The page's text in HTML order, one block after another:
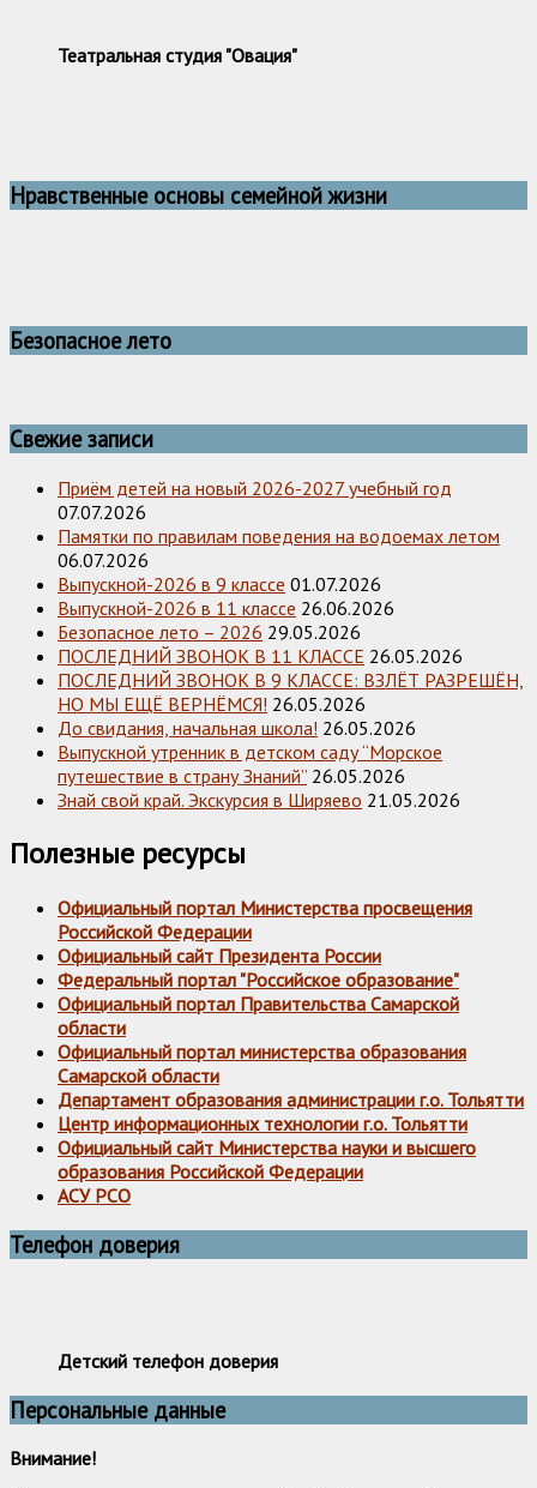
Театральная студия "Овация"
Нравственные основы семейной жизни
Безопасное лето
Свежие записи
Приём детей на новый 2026-2027 учебный год
07.07.2026
Памятки по правилам поведения на водоемах летом
06.07.2026
Выпускной-2026 в 9 классе 01.07.2026
Выпускной-2026 в 11 классе 26.06.2026
Безопасное лето – 2026 29.05.2026
ПОСЛЕДНИЙ ЗВОНОК В 11 КЛАССЕ 26.05.2026
ПОСЛЕДНИЙ ЗВОНОК В 9 КЛАССЕ: ВЗЛЁТ РАЗРЕШЁН,
НО МЫ ЕЩЁ ВЕРНЁМСЯ! 26.05.2026
До свидания, начальная школа! 26.05.2026
Выпускной утренник в детском саду “Морское
путешествие в страну Знаний” 26.05.2026
Знай свой край. Экскурсия в Ширяево 21.05.2026
Полезные ресурсы
Официальный портал Министерства просвещения
Российской Федерации
Официальный сайт Президента России
Федеральный портал "Российское образование"
Официальный портал Правительства Самарской
области
Официальный портал министерства образования
Самарской области
Департамент образования администрации г.о. Тольятти
Центр информационных технологии г.о. Тольятти
Официальный сайт Министерства науки и высшего
образования Российской Федерации
АСУ РСО
Телефон доверия
Детский телефон доверия
Персональные данные
Внимание!